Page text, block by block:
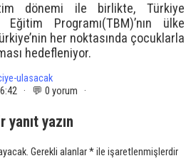
dönemi ile birlikte, Türkiye
Eğitim Programı(TBM)’nın ülke
her noktasında çocuklarla
hedefleniyor.
ulasacak
· 💬 0 yorum ·
yanıt yazın
Gerekli alanlar*ile işaretlenmişlerdir